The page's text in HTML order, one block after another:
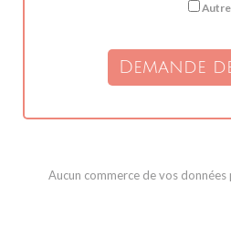
Autre
Aucun commerce de vos données